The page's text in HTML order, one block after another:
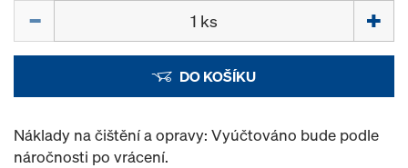
DO KOŠÍKU
Náklady na čištění a opravy: Vyúčtováno bude podle
náročnosti po vrácení.